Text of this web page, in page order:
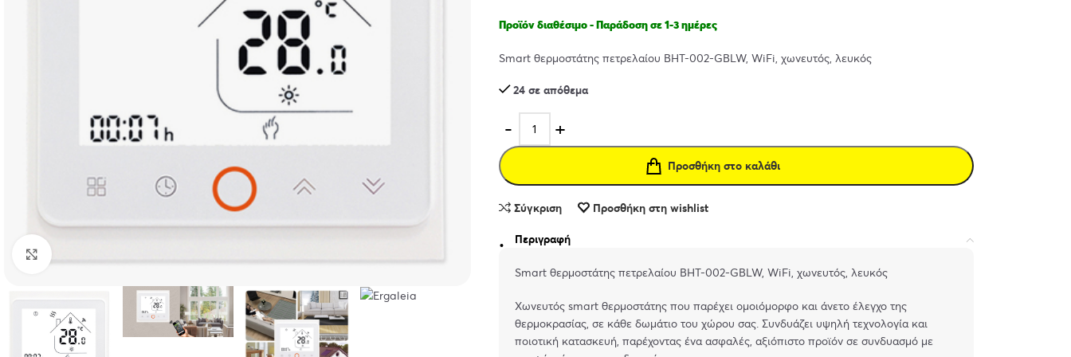
Προϊόν διαθέσιμο - Παράδοση σε 1-3 ημέρες
Smart θερμοστάτης πετρελαίου BHT-002-GBLW, WiFi, χωνευτός, λευκός
24 σε απόθεμα
Προσθήκη στο καλάθι
Σύγκριση Προσθήκη στη wishlist
Περιγραφή
Smart θερμοστάτης πετρελαίου BHT-002-GBLW, WiFi, χωνευτός, λευκός
Χωνευτός smart θερμοστάτης που παρέχει ομοιόμορφο και άνετο έλεγχο της
θερμοκρασίας, σε κάθε δωμάτιο του χώρου σας. Συνδυάζει υψηλή τεχνολογία και
ποιοτική κατασκευή, παρέχοντας ένα ασφαλές, αξιόπιστο προϊόν σε συνδυασμό με